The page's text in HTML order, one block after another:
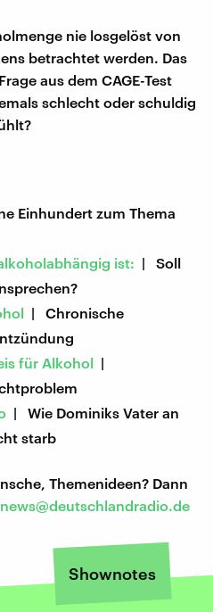
nie losgelöst von
betrachtet werden. Das
aus dem CAGE-Test
schlecht oder schuldig
Einhundert zum Thema
ist: | Soll
| Chronische
für Alkohol |
| Wie Dominiks Vater an
starb
Themenideen? Dann
Shownotes